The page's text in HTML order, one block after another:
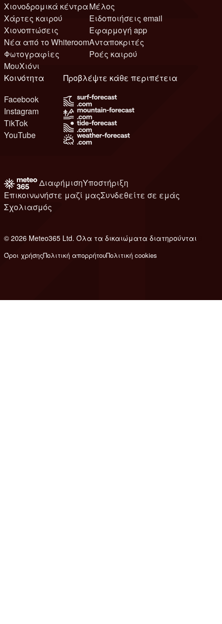
Χιονοδρομικά κέντρα
Χάρτες καιρού
Χιονοπτώσεις
Νέα από το Whiteroom
Φωτογραφίες
ΜουΧιόνι
Μέλος
Ειδοποιήσεις email
Εφαρμογή app
Ανταποκριτές
Ροές καιρού
Κοινότητα
Facebook
Instagram
TikTok
YouTube
Προβλέψτε κάθε περιπέτεια
ΔιαφήμισηΥποστήριξη
Επικοινωνήστε μαζί μαςΣυνδεθείτε σε εμάς
Σχολιασμός
© 2026 Meteo365 Ltd. Όλα τα δικαιώματα διατηρούνται
Όροι χρήσηςΠολιτική απορρήτουΠολιτική cookies